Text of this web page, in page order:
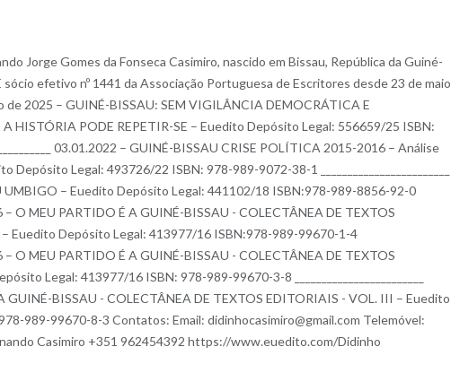
Jorge Gomes da Fonseca Casimiro, nascido em Bissau, República da Guiné-
efetivo nº 1441 da Associação Portuguesa de Escritores desde 23 de maio
2025 – GUINÉ-BISSAU: SEM VIGILÂNCIA DEMOCRÁTICA E
HISTÓRIA PODE REPETIR-SE – Euedito Depósito Legal: 556659/25 ISBN:
03.01.2022 – GUINÉ-BISSAU CRISE POLÍTICA 2015-2016 – Análise
Legal: 493726/22 ISBN: 978-989-9072-38-1 ________________________
UMBIGO – Euedito Depósito Legal: 441102/18 ISBN:978-989-8856-92-0
– O MEU PARTIDO É A GUINÉ-BISSAU - COLECTÂNEA DE TEXTOS
Euedito Depósito Legal: 413977/16 ISBN:978-989-99670-1-4
– O MEU PARTIDO É A GUINÉ-BISSAU - COLECTÂNEA DE TEXTOS
Legal: 413977/16 ISBN: 978-989-99670-3-8 ________________________
GUINÉ-BISSAU - COLECTÂNEA DE TEXTOS EDITORIAIS - VOL. III – Euedito
989-99670-8-3 Contatos: Email: didinhocasimiro@gmail.com Telemóvel:
Casimiro +351 962454392 https://www.euedito.com/Didinho